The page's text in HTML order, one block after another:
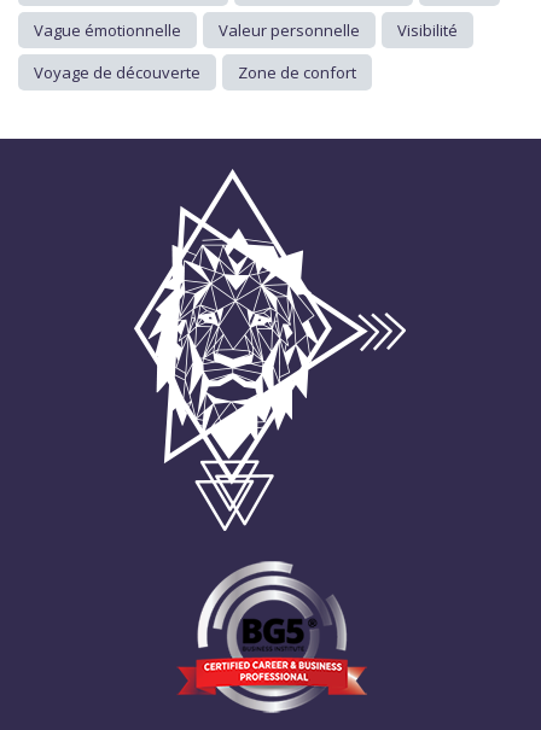
Vague émotionnelle
Valeur personnelle
Visibilité
Voyage de découverte
Zone de confort